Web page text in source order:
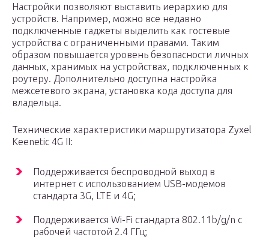
Настройки позволяют выставить иерархию для
устройств. Например, можно все недавно
подключенные гаджеты выделить как гостевые
устройства с ограниченными правами. Таким
образом повышается уровень безопасности личных
данных, хранимых на устройствах, подключенных к
роутеру. Дополнительно доступна настройка
межсетевого экрана, установка кода доступа для
владельца.
Технические характеристики маршрутизатора Zyxel
Keenetic 4G II:
Поддерживается беспроводной выход в
интернет с использованием USB-модемов
стандарта 3G, LTE и 4G;
Поддерживается Wi-Fi стандарта 802.11b/g/n с
рабочей частотой 2.4 ГГц;